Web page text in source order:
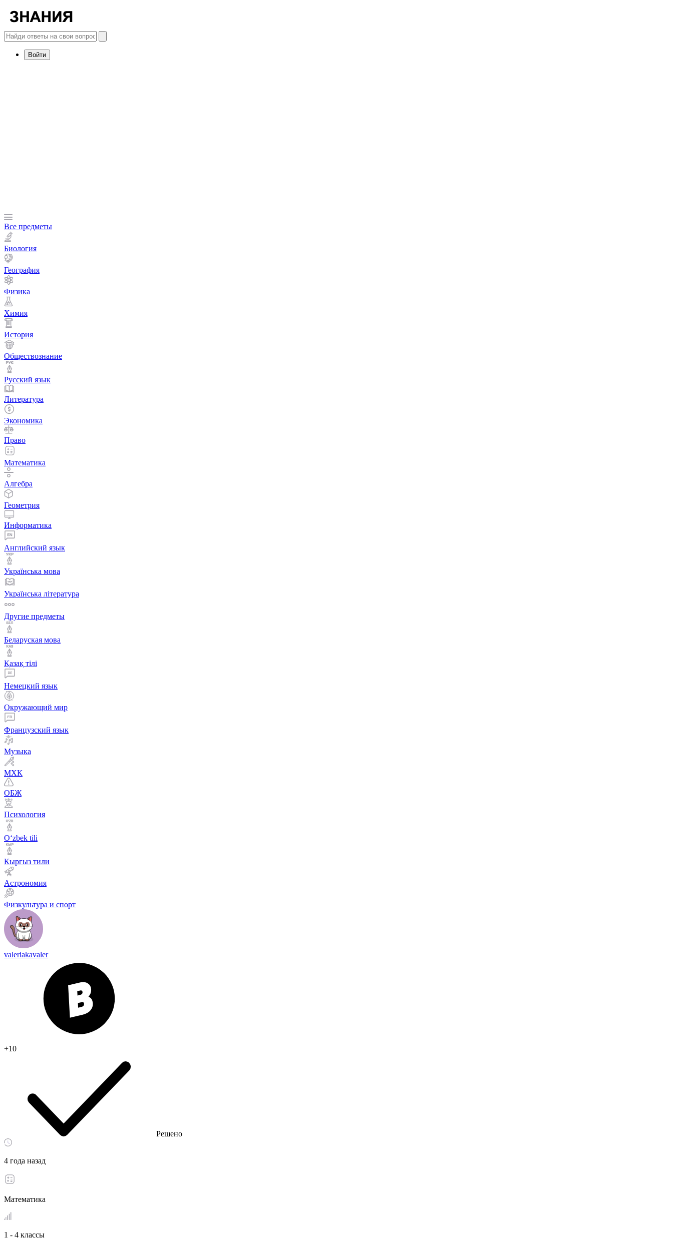
Войти
Все предметы
Биология
География
Физика
Химия
История
Обществознание
Русский язык
Литература
Экономика
Право
Математика
Алгебра
Геометрия
Информатика
Английский язык
Українська мова
Українська література
Другие предметы
Беларуская мова
Қазақ тiлi
Немецкий язык
Окружающий мир
Французский язык
Музыка
МХК
ОБЖ
Психология
Оʻzbek tili
Кыргыз тили
Астрономия
Физкультура и спорт
valeriakavaler
+10
Решено
4 года назад
Математика
1 - 4 классы